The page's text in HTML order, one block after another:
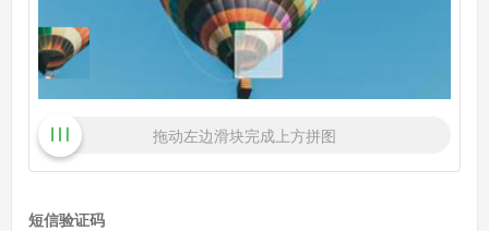
拖动左边滑块完成上方拼图
短信验证码